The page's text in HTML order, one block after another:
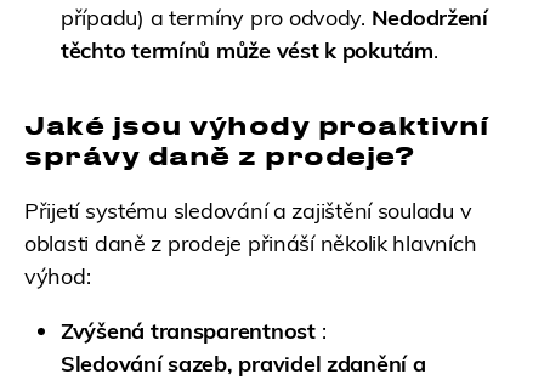
případu) a termíny pro odvody. Nedodržení
těchto termínů může vést k pokutám.
Jaké jsou výhody proaktivní
správy daně z prodeje?
Přijetí systému sledování a zajištění souladu v
oblasti daně z prodeje přináší několik hlavních
výhod:
Zvýšená transparentnost:
Sledování sazeb, pravidel zdanění a